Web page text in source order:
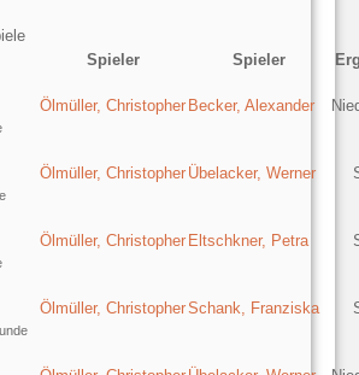
Spieler Spieler
Ölmüller, Christopher Becker, Alexander
Ölmüller, Christopher Übelacker, Werner
Ölmüller, Christopher Eltschkner, Petra
Ölmüller, ChristopherSchank, Franziska